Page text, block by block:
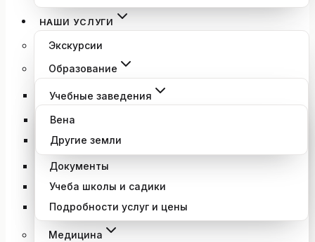
НАШИ УСЛУГИ
Экскурсии
Образование
Учебные заведения
Вена
Другие земли
Документы
Учеба школы и садики
Подробности услуг и цены
Медицина